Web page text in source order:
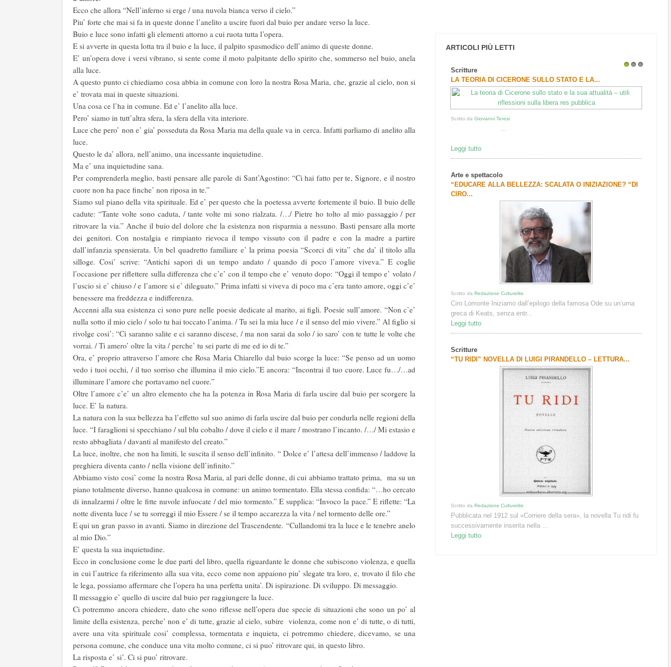
Ecco che allora “Nell’inferno si erge / una nuvola bianca verso il cielo.”
Piu’ forte che mai si fa in queste donne l’anelito a uscire fuori dal buio per andare verso la luce.
Buio e luce sono infatti gli elementi attorno a cui ruota tutta l’opera.
E si avverte in questa lotta tra il buio e la luce, il palpito spasmodico dell’animo di queste donne.
E’ un’opera dove i versi vibrano, si sente come il moto palpitante dello spirito che, sommerso nel buio, anela
alla luce.
A questo punto ci chiediamo cosa abbia in comune con loro la nostra Rosa Maria, che, grazie al cielo, non si
e’ trovata mai in queste situazioni.
Una cosa ce l’ha in comune. Ed e’ l’anelito alla luce.
Pero’ siamo in tutt’altra sfera, la sfera della vita interiore.
Luce che pero’ non e’ gia’ posseduta da Rosa Maria ma della quale va in cerca. Infatti parliamo di anelito alla
luce.
Questo le da’ allora, nell’animo, una incessante inquietudine.
Ma e’ una inquietudine sana.
Per comprenderla meglio, basti pensare alle parole di Sant’Agostino: “Ci hai fatto per te, Signore, e il nostro
cuore non ha pace finche’ non riposa in te.”
Siamo sul piano della vita spirituale. Ed e’ per questo che la poetessa avverte fortemente il buio. Il buio delle
cadute: “Tante volte sono caduta, / tante volte mi sono rialzata. /…/ Pietre ho tolto al mio passaggio / per
ritrovare la via.” Anche il buio del dolore che la esistenza non risparmia a nessuno. Basti pensare alla morte
dei genitori. Con nostalgia e rimpianto rievoca il tempo vissuto con il padre e con la madre a partire
dall’infanzia spensierata. Un bel quadretto familiare e’ la prima poesia “Scorci di vita” che da’ il titolo alla
silloge. Cosi’ scrive: “Antichi sapori di un tempo andato / quando di poco l’amore viveva.” E coglie
l’occasione per riflettere sulla differenza che c’e’ con il tempo che e’ venuto dopo: “Oggi il tempo e’ volato /
l’uscio si e’ chiuso / e l’amore si e’ dileguato.” Prima infatti si viveva di poco ma c’era tanto amore, oggi c’e’
benessere ma freddezza e indifferenza.
Accenni alla sua esistenza ci sono pure nelle poesie dedicate al marito, ai figli. Poesie sull’amore. “Non c’e’
nulla sotto il mio cielo / solo tu hai toccato l’anima. / Tu sei la mia luce / e il senso del mio vivere.” Al figlio si
rivolge cosi’: “Ci saranno salite e ci saranno discese, / ma non sarai da solo / io saro’ con te tutte le volte che
vorrai. / Ti amero’ oltre la vita / perche’ tu sei parte di me ed io di te.”
Ora, e’ proprio attraverso l’amore che Rosa Maria Chiarello dal buio scorge la luce: “Se penso ad un uomo
vedo i tuoi occhi, / il tuo sorriso che illumina il mio cielo.”E ancora: “Incontrai il tuo cuore. Luce fu…/…ad
illuminare l’amore che portavamo nel cuore.”
Oltre l’amore c’e’ un altro elemento che ha la potenza in Rosa Maria di farla uscire dal buio per scorgere la
luce. E’ la natura.
La natura con la sua bellezza ha l’effetto sul suo animo di farla uscire dal buio per condurla nelle regioni della
luce. “I faraglioni si specchiano / sul blu cobalto / dove il cielo e il mare / mostrano l’incanto. /…/ Mi estasio e
resto abbagliata / davanti al manifesto del creato.”
La luce, inoltre, che non ha limiti, le suscita il senso dell’infinito. “ Dolce e’ l’attesa dell’immenso / laddove la
preghiera diventa canto / nella visione dell’infinito.”
Abbiamo visto cosi’ come la nostra Rosa Maria, al pari delle donne, di cui abbiamo trattato prima, ma su un
piano totalmente diverso, hanno qualcosa in comune: un animo tormentato. Ella stessa confida: “…ho cercato
di innalzarmi / oltre le fitte nuvole infuocate / del mio tormento.” E supplica: “Invoco la pace.” E riflette: “La
notte diventa luce / se tu sorreggi il mio Essere / se il tempo accarezza la vita / nel tormento delle ore.”
E qui un gran passo in avanti. Siamo in direzione del Trascendente. “Cullandomi tra la luce e le tenebre anelo
al mio Dio.”
E’ questa la sua inquietudine.
Ecco in conclusione come le due parti del libro, quella riguardante le donne che subiscono violenza, e quella
in cui l’autrice fa riferimento alla sua vita, ecco come non appaiono piu’ slegate tra loro, e, trovato il filo che
le lega, possiamo affermare che l’opera ha una perfetta unita’. Di ispirazione. Di sviluppo. Di messaggio.
Il messaggio e’ quello di uscire dal buio per raggiungere la luce.
Ci potremmo ancora chiedere, dato che sono riflesse nell’opera due specie di situazioni che sono un po’ al
limite della esistenza, perche’ non e’ di tutte, grazie al cielo, subire violenza, come non e’ di tutte, o di tutti,
avere una vita spirituale cosi’ complessa, tormentata e inquieta, ci potremmo chiedere, dicevamo, se una
persona comune, che conduce una vita molto comune, ci si puo’ ritrovare qui, in questo libro.
La risposta e’ si’. Ci si puo’ ritrovare.
ARTICOLI PIÙ LETTI
Scritture
LA TEORIA DI CICERONE SULLO STATO E LA...
Scritto daGiovanni Teresi
...
Leggi tutto
Arte e spettacolo
“EDUCARE ALLA BELLEZZA: SCALATA O INIZIAZIONE? “DI
CIRO...
Scritto daRedazione Culturelite
Ciro Lomonte Iniziamo dall’epilogo della famosa Ode su un’urna
greca di Keats, senza entr...
Leggi tutto
Scritture
“TU RIDI” NOVELLA DI LUIGI PIRANDELLO – LETTURA...
Scritto daRedazione Culturelite
Pubblicata nel 1912 sul «Corriere della sera», la novella Tu ridi fu
successivamente inserita nella ...
Leggi tutto